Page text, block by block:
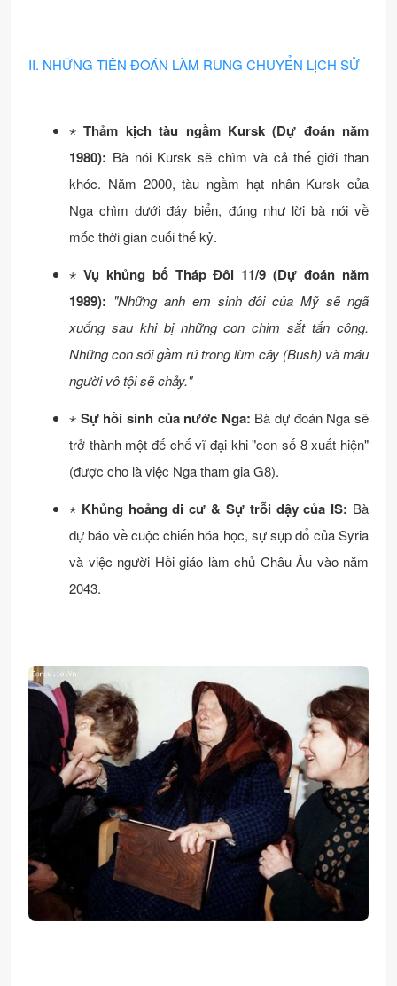
II. NHỮNG TIÊN ĐOÁN LÀM RUNG CHUYỂN LỊCH SỬ
⋆Thảm kịch tàu ngầm Kursk (Dự đoán năm
1980): Bà nói Kursk sẽ chìm và cả thế giới than
khóc. Năm 2000, tàu ngầm hạt nhân Kursk của
Nga chìm dưới đáy biển, đúng như lời bà nói về
mốc thời gian cuối thế kỷ.
⋆ Vụ khủng bố Tháp Đôi 11/9 (Dự đoán năm
1989): "Những anh em sinh đôi của Mỹ sẽ ngã
xuống sau khi bị những con chim sắt tấn công.
Những con sói gầm rú trong lùm cây (Bush) và máu
người vô tội sẽ chảy."
⋆ Sự hồi sinh của nước Nga: Bà dự đoán Nga sẽ
trở thành một đế chế vĩ đại khi "con số 8 xuất hiện"
(được cho là việc Nga tham gia G8).
⋆ Khủng hoảng di cư & Sự trỗi dậy của IS: Bà
dự báo về cuộc chiến hóa học, sự sụp đổ của Syria
và việc người Hồi giáo làm chủ Châu Âu vào năm
2043.